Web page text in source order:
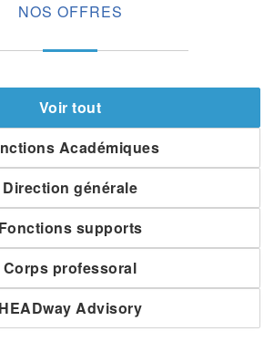
NOS OFFRES
Voir tout
Académiques
Direction générale
Fonctions supports
Corps professoral
HEADway Advisory